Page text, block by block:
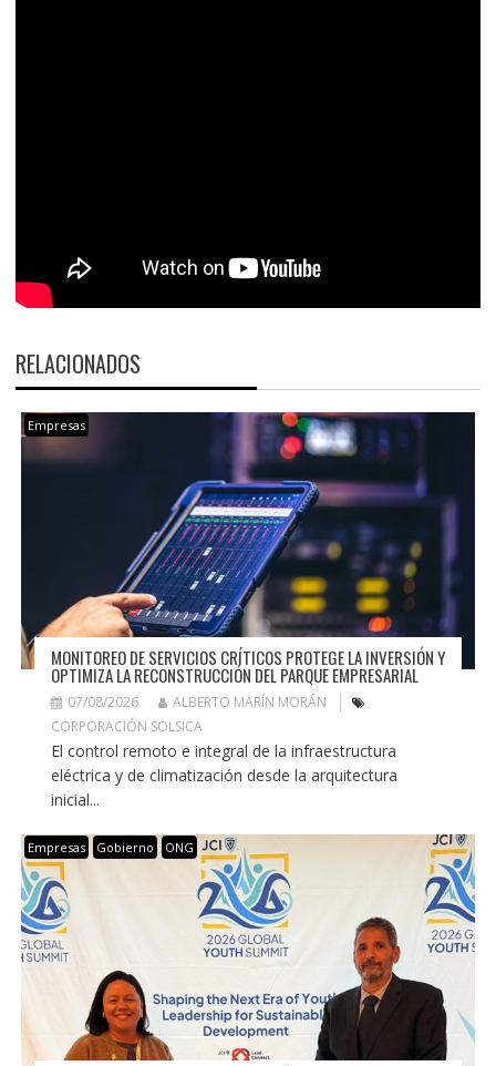
RELACIONADOS
Empresas
MONITOREO DE SERVICIOS CRÍTICOS PROTEGE LA INVERSIÓN Y
OPTIMIZA LA RECONSTRUCCIÓN DEL PARQUE EMPRESARIAL
07/08/2026
ALBERTO MARÍN MORÁN
CORPORACIÓN SOLSICA
El control remoto e integral de la infraestructura
eléctrica y de climatización desde la arquitectura
inicial...
Empresas Gobierno ONG